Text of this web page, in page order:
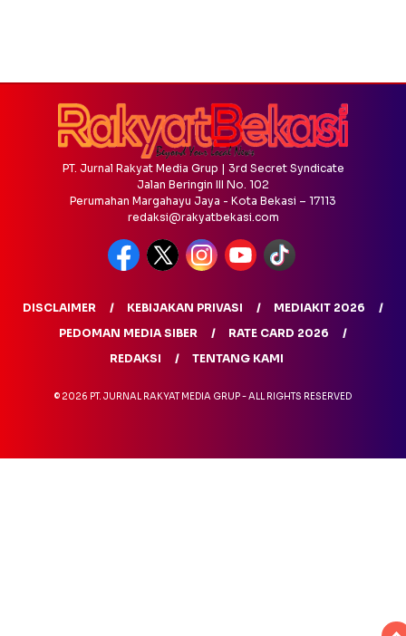
PT. Jurnal Rakyat Media Grup | 3rd Secret Syndicate
Jalan Beringin III No. 102
Perumahan Margahayu Jaya - Kota Bekasi – 17113
redaksi@rakyatbekasi.com
DISCLAIMER KEBIJAKAN PRIVASI
MEDIAKIT 2026
PEDOMAN MEDIA SIBER
RATE CARD 2026
REDAKSI
TENTANG KAMI
© 2026 PT. JURNAL RAKYAT MEDIA GRUP - ALL RIGHTS RESERVED